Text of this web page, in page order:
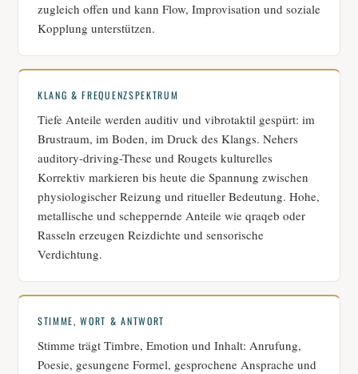
zugleich offen und kann Flow, Improvisation und soziale
Kopplung unterstützen.
KLANG & FREQUENZSPEKTRUM
Tiefe Anteile werden auditiv und vibrotaktil gespürt: im
Brustraum, im Boden, im Druck des Klangs. Nehers
auditory-driving-These und Rougets kulturelles
Korrektiv markieren bis heute die Spannung zwischen
physiologischer Reizung und ritueller Bedeutung. Hohe,
metallische und scheppernde Anteile wie qraqeb oder
Rasseln erzeugen Reizdichte und sensorische
Verdichtung.
STIMME, WORT & ANTWORT
Stimme trägt Timbre, Emotion und Inhalt: Anrufung,
Poesie, gesungene Formel, gesprochene Ansprache und